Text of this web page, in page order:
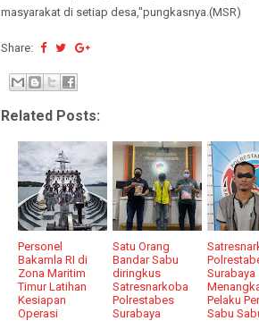
masyarakat di setiap desa,"pungkasnya.(MSR)
Share:
Related Posts:
Personel
Bakamla RI di
Zona Maritim
Timur Latihan
Kesiapan
Operasi
Satu Orang
Bandar Sabu
diringkus
Satresnarkoba
Polrestabes
Surabaya
Surabaya
Pelaku
Sabu